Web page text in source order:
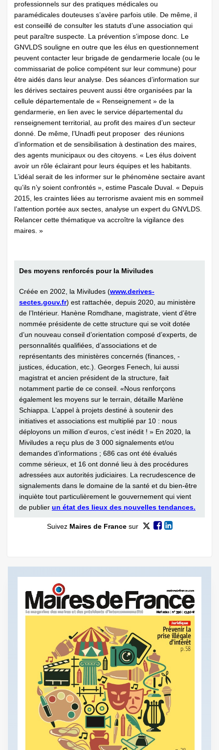
professionnels sur des pratiques médicales ou
paramédicales douteuses s’avère parfois utile. De même, il
est conseillé de consulter les statuts d’une association qui
peut paraître suspecte. La prévention s’impose donc. Le
GNVLDS souligne en outre que les élus en questionnement
peuvent contacter leur brigade de gendarmerie locale (ou le
commissariat de police compétent sur leur commune) pour
être aidés dans leur analyse. Des séances d’information sur
les dérives sectaires peuvent aussi être organisées par la
cellule départementale de « Renseignement » de la
gendarmerie, en lien avec le service départemental du
renseignement territorial, au profit des maires d’un secteur
donné. De même, l’Unadfi peut proposer des réunions
d’information et de sensibilisation à destination des maires,
des agents municipaux ou des citoyens. « Les élus doivent
avoir un rôle éclairant pour leurs équipes et les habitants.
L’idéal serait de les informer sur le phénomène sectaire avant
qu’ils n’y soient confrontés », estime Pascale Duval. « Depuis
2015, les craintes liées au terrorisme avaient mis en sommeil
l’attention portée aux sectes, analyse un expert du GNVLDS.
Relancer cette thématique va accroître la vigilance des
maires. »
Des moyens renforcés pour la Miviludes
Créée en 2002, la Miviludes (www.derives-
sectes.gouv.fr) est rattachée, depuis 2020, au ministère
de l’Intérieur. Hanène Romdhane, magistrate, vient d’être
nommée présidente de cette structure qui se voit dotée
d’un nouveau conseil d’orientation composé d’experts, de
­personnalités qualifiées, d’associations et de
représentants des ministères concernés (finances, ­
justices, éducation, etc.). Georges Fenech, lui aussi
magistrat et ancien président de la structure, fait
notamment partie de ce conseil. «Nous renforçons
également les moyens sur le terrain, détaille Marlène
Schiappa. L’appel à projets destiné à soutenir des
initiatives et associations est multiplié par 10 : nous
déployons un million d’euros, c’est inédit ! » En 2020, la
Miviludes a reçu plus de 3 000 signalements et/ou
demandes d’informations ; 686 cas ont été évalués
comme sérieux, et 16 ont donné lieu à des procédures
adressées aux autorités judiciaires. La recrudescence de
signalements dans le domaine de la santé et du bien-être
inquiète tout particulièrement le gouvernement qui vient
de publier un état des lieux des nouvelles tendances.
Suivez Maires de Francesur